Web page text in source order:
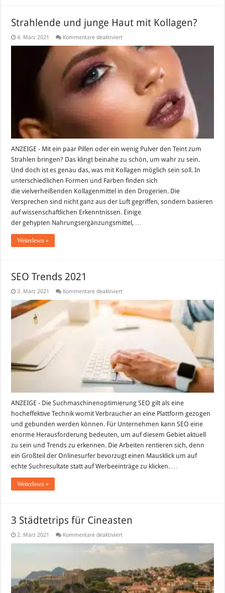
Strahlende und junge Haut mit Kollagen?
4. März 2021 Kommentare deaktiviertfür
und
ANZEIGE - Mit ein paar Pillen oder ein wenig Pulver den Teint zum
Strahlen bringen? Das klingt beinahe zu schön, um wahr zu sein.
Und doch ist es genau das, was mit Kollagen möglich sein soll. In
unterschiedlichen Formen und Farben finden sich
die vielverheißenden Kollagenmittel in den Drogerien. Die
Versprechen sind nicht ganz aus der Luft gegriffen, sondern basieren
auf wissenschaftlichen Erkenntnissen. Einige
der gehypten Nahrungsergänzungsmittel, …
Weiterlesen »
SEO Trends 2021
3. März 2021 Kommentare deaktiviertfür
2021
ANZEIGE - Die Suchmaschinenoptimierung SEO gilt als eine
hocheffektive Technik womit Verbraucher an eine Plattform gezogen
und gebunden werden können. Für Unternehmen kann SEO eine
enorme Herausforderung bedeuten, um auf diesem Gebiet aktuell
zu sein und Trends zu erkennen. Die Arbeiten rentieren sich, denn
ein Großteil der Onlinesurfer bevorzugt einen Mausklick um auf
echte Suchresultate statt auf Werbeeinträge zu klicken. …
Weiterlesen »
3 Städtetrips für Cineasten
2. März 2021 Kommentare deaktiviertfür
Städtetrips